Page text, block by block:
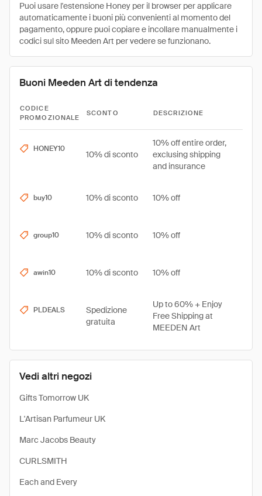
Vedi altri negozi
Gifts Tomorrow UK
L'Artisan Parfumeur UK
Marc Jacobs Beauty
CURLSMITH
Each and Every
Puoi usare l'estensione Honey per il browser per applicare
automaticamente i buoni più convenienti al momento del
pagamento, oppure puoi copiare e incollare manualmente i
codici sul sito Meeden Art per vedere se funzionano.
Buoni Meeden Art di tendenza
CODICE
PROMOZIONALE
SCONTO DESCRIZIONE
HONEY10
10% di sconto
10% off entire order,
exclusing shipping
and insurance
buy10 10% di sconto 10% off
group10 10% di sconto 10% off
awin10 10% di sconto 10% off
PLDEALS
Spedizione
gratuita
Up to 60% + Enjoy
Free Shipping at
MEEDEN Art